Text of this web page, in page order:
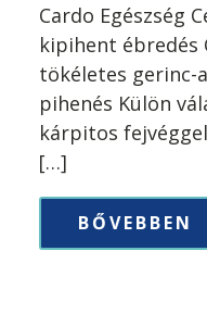
Cardo Egészség
kipihent ébredés
tökéletes gerinc-
pihenés Külön
kárpitos
[…]
BŐVEBBEN